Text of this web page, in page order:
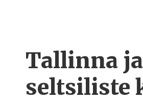
Tallinna
seltsiliste